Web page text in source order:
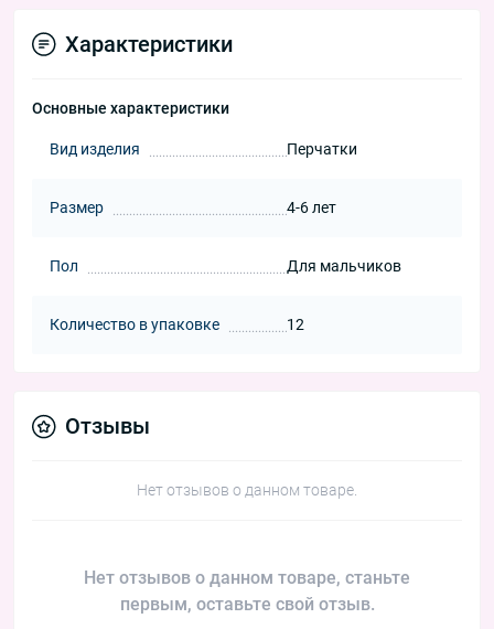
Характеристики
Основные характеристики
Вид изделия Перчатки
Размер 4-6 лет
Пол Для мальчиков
Количество в упаковке 12
Отзывы
Нет отзывов о данном товаре.
Нет отзывов о данном товаре, станьте
первым, оставьте свой отзыв.